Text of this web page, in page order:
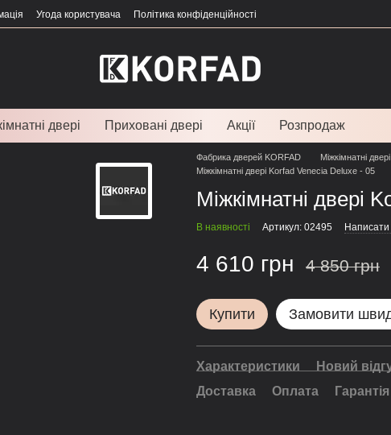
Угода користувача Політика конфіденційності
двері Приховані двері Акції Розпродаж
Фабрика дверей KORFAD Міжкімнатні двері
Міжкімнатні двері Korfad Venecia Deluxe - 05
Міжкімнатні двері
В наявності Артикул: 02495 Написати
4 610 грн 4 850 грн
Купити Замовити
Характеристики
Новий
Доставка
Оплата Гарантія